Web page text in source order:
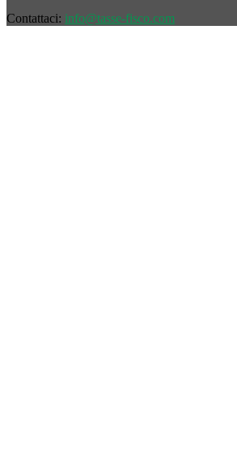
Contattaci: info@tasse-fisco.com